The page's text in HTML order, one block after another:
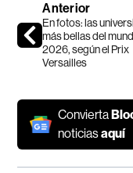
Anterior
En fotos: las
más bellas del
2026, según el Prix
Versailles
Convierta
noticiasaquí